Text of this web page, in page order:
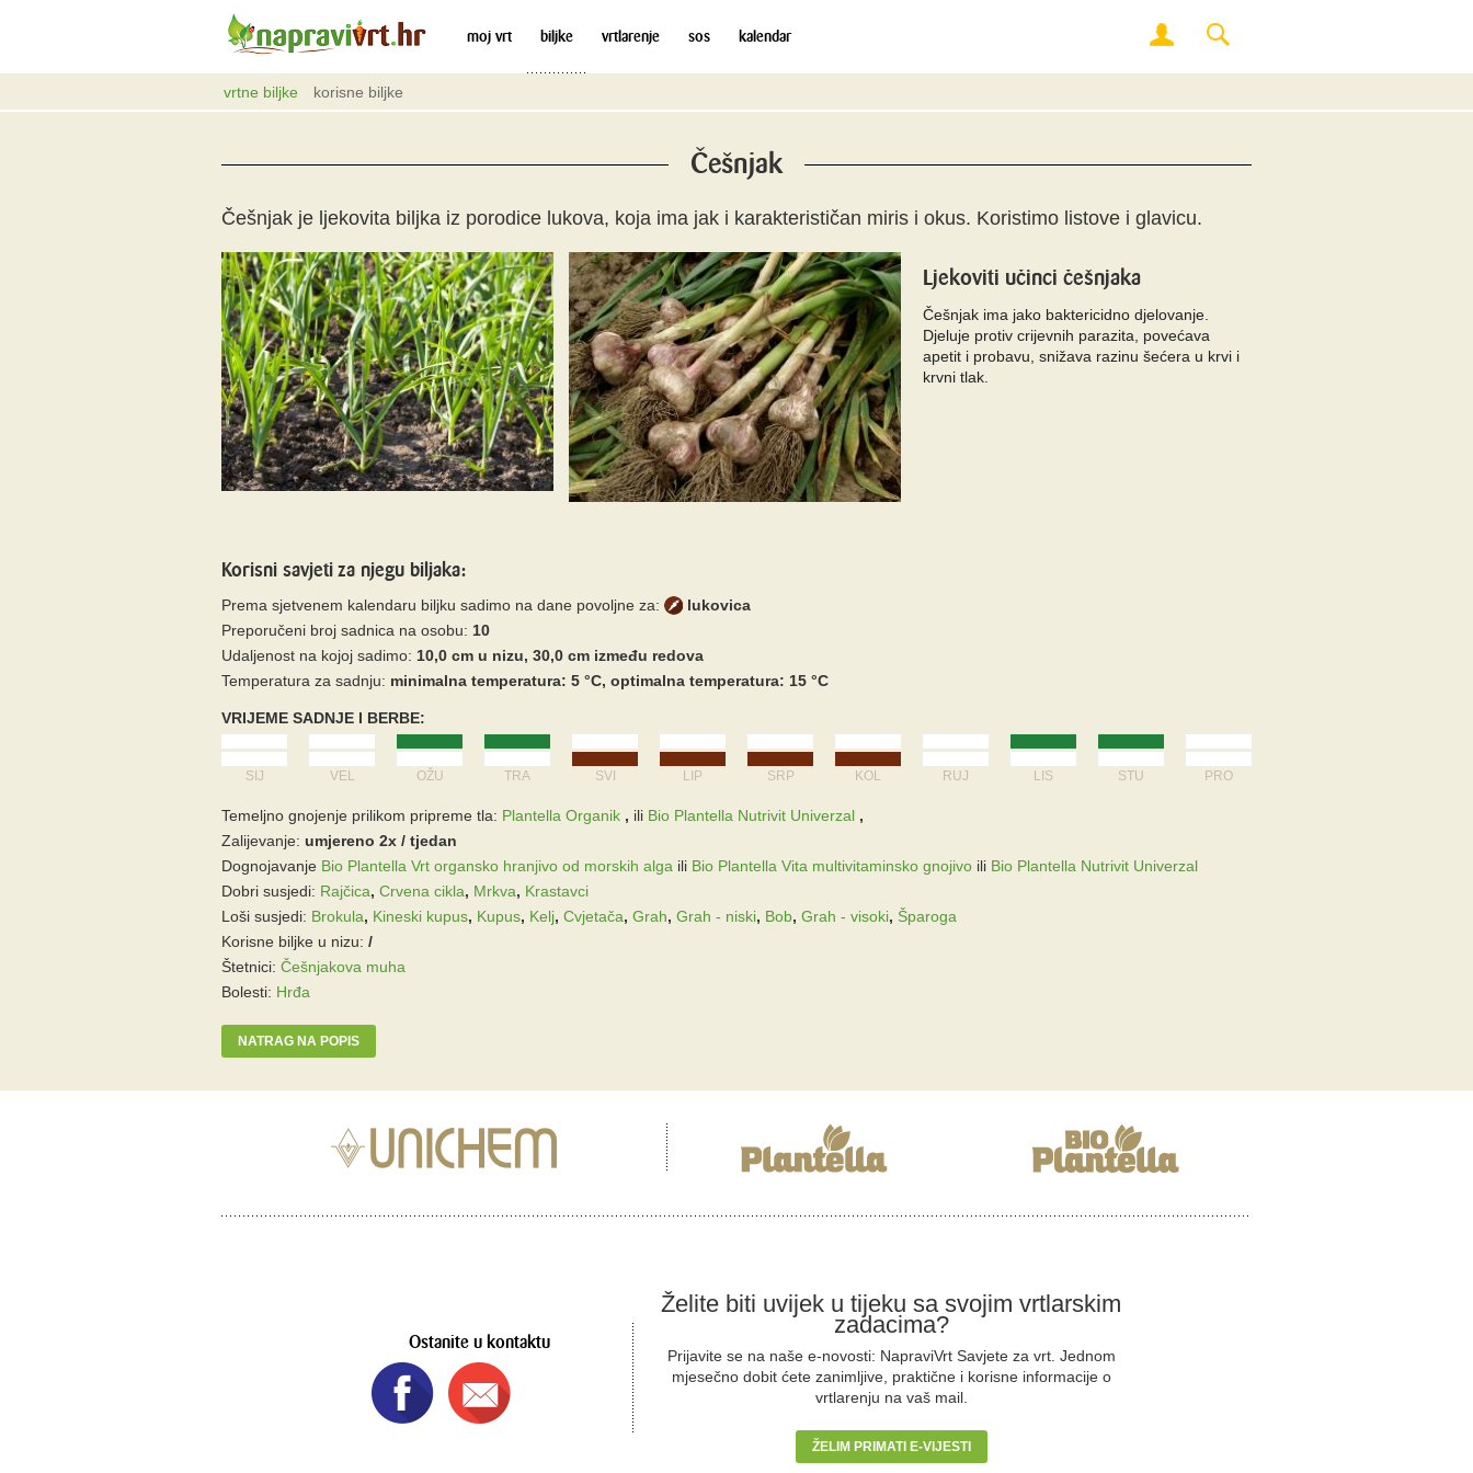
moj vrt biljke vrtlarenje sos kalendar
vrtne biljke korisne biljke
Češnjak
Češnjak je ljekovita biljka iz porodice lukova, koja ima jak i karakterističan miris i okus. Koristimo listove i glavicu.
Ljekoviti učinci češnjaka
Češnjak ima jako baktericidno djelovanje.
Djeluje protiv crijevnih parazita, povećava
apetit i probavu, snižava razinu šećera u krvi i
krvni tlak.
Korisni savjeti za njegu biljaka:
Prema sjetvenem kalendaru biljku sadimo na dane povoljne za:
lukovica
Preporučeni broj sadnica na osobu: 10
Udaljenost na kojoj sadimo: 10,0 cm u nizu, 30,0 cm između redova
Temperatura za sadnju: minimalna temperatura: 5 °C, optimalna temperatura: 15 °C
VRIJEME SADNJE I BERBE:
SIJ VEL OŽU TRA SVI LIP SRP KOL RUJ LIS STU PRO
Temeljno gnojenje prilikom pripreme tla: Plantella Organik , ili Bio Plantella Nutrivit Univerzal ,
Zalijevanje: umjereno 2x / tjedan
Dognojavanje Bio Plantella Vrt organsko hranjivo od morskih alga ili Bio Plantella Vita multivitaminsko gnojivo ili Bio Plantella Nutrivit Univerzal
Dobri susjedi: Rajčica, Crvena cikla, Mrkva, Krastavci
Loši susjedi: Brokula, Kineski kupus, Kupus, Kelj, Cvjetača, Grah, Grah - niski, Bob, Grah - visoki, Šparoga
Korisne biljke u nizu: /
Štetnici: Češnjakova muha
Bolesti: Hrđa
NATRAG NA POPIS
Ostanite u kontaktu
Želite biti uvijek u tijeku sa svojim vrtlarskim
zadacima?
Prijavite se na naše e-novosti: NapraviVrt Savjete za vrt. Jednom
mjesečno dobit ćete zanimljive, praktične i korisne informacije o
vrtlarenju na vaš mail.
ŽELIM PRIMATI E-VIJESTI